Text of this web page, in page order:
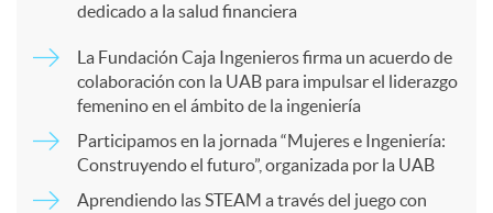
dedicado a la salud financiera
La Fundación Caja Ingenieros firma un acuerdo de
colaboración con la UAB para impulsar el liderazgo
femenino en el ámbito de la ingeniería
Participamos en la jornada “Mujeres e Ingeniería:
Construyendo el futuro”, organizada por la UAB
Aprendiendo las STEAM a través del juego con